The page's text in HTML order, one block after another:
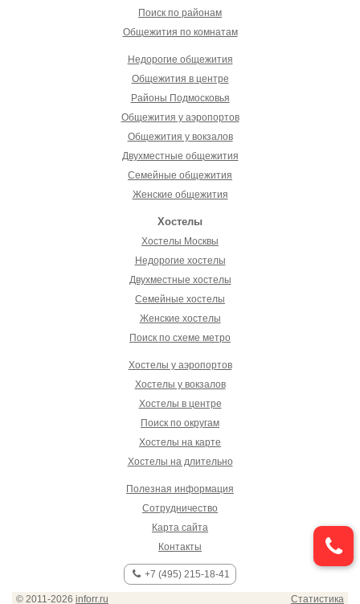
Поиск по районам
Общежития по комнатам
Недорогие общежития
Общежития в центре
Районы Подмосковья
Общежития у аэропортов
Общежития у вокзалов
Двухместные общежития
Семейные общежития
Женские общежития
Хостелы
Хостелы Москвы
Недорогие хостелы
Двухместные хостелы
Семейные хостелы
Женские хостелы
Поиск по схеме метро
Хостелы у аэропортов
Хостелы у вокзалов
Хостелы в центре
Поиск по округам
Хостелы на карте
Хостелы на длительно
Полезная информация
Сотрудничество
Карта сайта
Контакты
+7 (495) 215-18-41
© 2011-2026 inforr.ru Статистика